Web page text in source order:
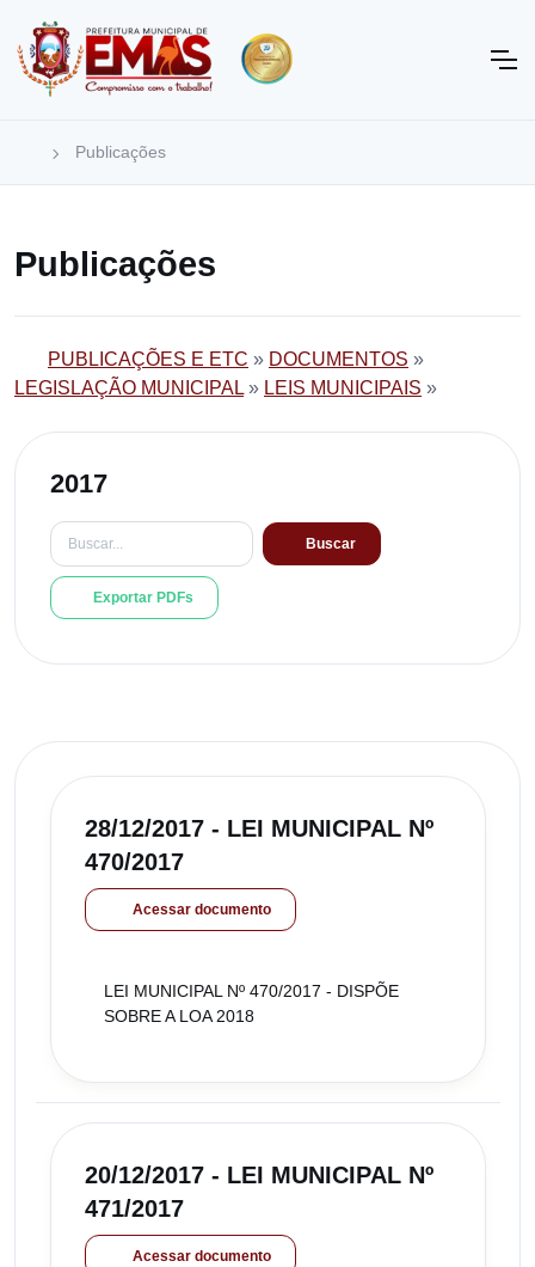
Publicações
Publicações
PUBLICAÇÕES E ETC » DOCUMENTOS »
LEGISLAÇÃO MUNICIPAL » LEIS MUNICIPAIS »
2017
Buscar
Exportar PDFs
28/12/2017 - LEI MUNICIPAL Nº
470/2017
Acessar documento
LEI MUNICIPAL Nº 470/2017 - DISPÕE
SOBRE A LOA 2018
20/12/2017 - LEI MUNICIPAL Nº
471/2017
Acessar documento